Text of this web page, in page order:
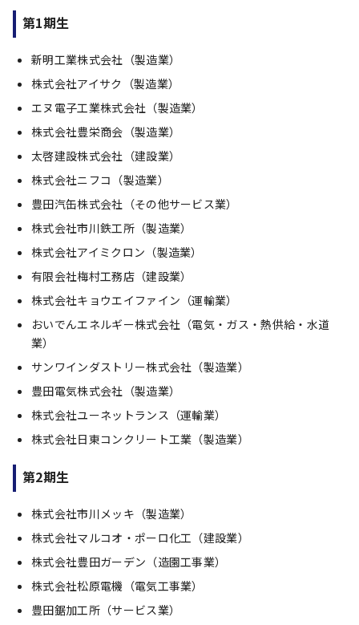
第1期生
新明工業株式会社（製造業）
株式会社アイサク（製造業）
エヌ電子工業株式会社（製造業）
株式会社豊栄商会（製造業）
太啓建設株式会社（建設業）
株式会社ニフコ（製造業）
豊田汽缶株式会社（その他サービス業）
株式会社市川鉄工所（製造業）
株式会社アイミクロン（製造業）
有限会社梅村工務店（建設業）
株式会社キョウエイファイン（運輸業）
おいでんエネルギー株式会社（電気・ガス・熱供給・水道
業）
サンワインダストリー株式会社（製造業）
豊田電気株式会社（製造業）
株式会社ユーネットランス（運輸業）
株式会社日東コンクリート工業（製造業）
第2期生
株式会社市川メッキ（製造業）
株式会社マルコオ・ポーロ化工（建設業）
株式会社豊田ガーデン（造園工事業）
株式会社松原電機（電気工事業）
豊田鋸加工所（サービス業）